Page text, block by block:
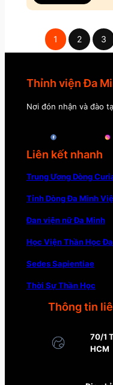
1 2 3
Thỉnh viện Đa
Nơi đón nhận và đào
Liên kết nhanh
Trung Ương Dòng
Tỉnh Dòng Đa Minh
Đan viện nữ Đa Minh
Học Viện Thần Học
Sedes Sapientiae
Thời Sự Thần Học
Thông tin
70/1
HCM